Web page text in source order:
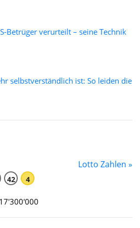
Betrüger verurteilt – seine Technik
selbstverständlich ist: So leiden die
Lotto Zahlen »
42 4